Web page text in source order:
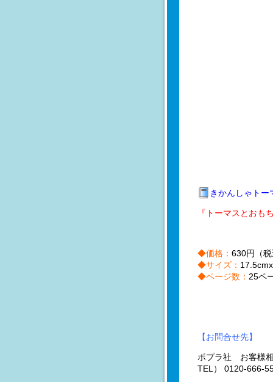
きかんしゃト
『トーマスとおも
◆価格： 630円（
◆サイズ：
◆ページ数： 25ペ
【お問合せ先】
ポプラ社 お客様
TEL） 0120-666-